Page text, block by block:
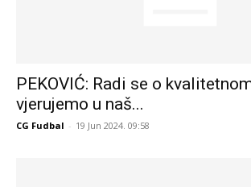
PEKOVIĆ: Radi se o
vjerujemo u naš...
CG Fudbal - 19 Jun 2024. 09:58